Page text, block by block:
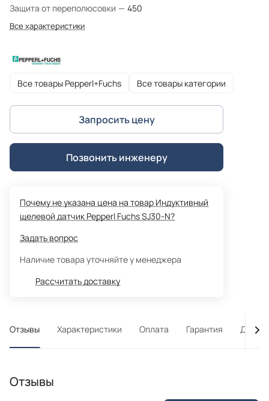
Защита от переполюсовки — 450
Все характеристики
Все товары Pepperl+Fuchs Все товары категории
Запросить цену
Позвонить инженеру
Почему не указана цена на товар Индуктивный
щелевой датчик Pepperl Fuchs SJ30-N?
Задать вопрос
Наличие товара уточняйте у менеджера
Рассчитать доставку
Отзывы Характеристики Оплата Гарантия
Отзывы